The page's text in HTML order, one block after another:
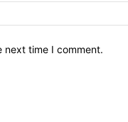
next time I comment.